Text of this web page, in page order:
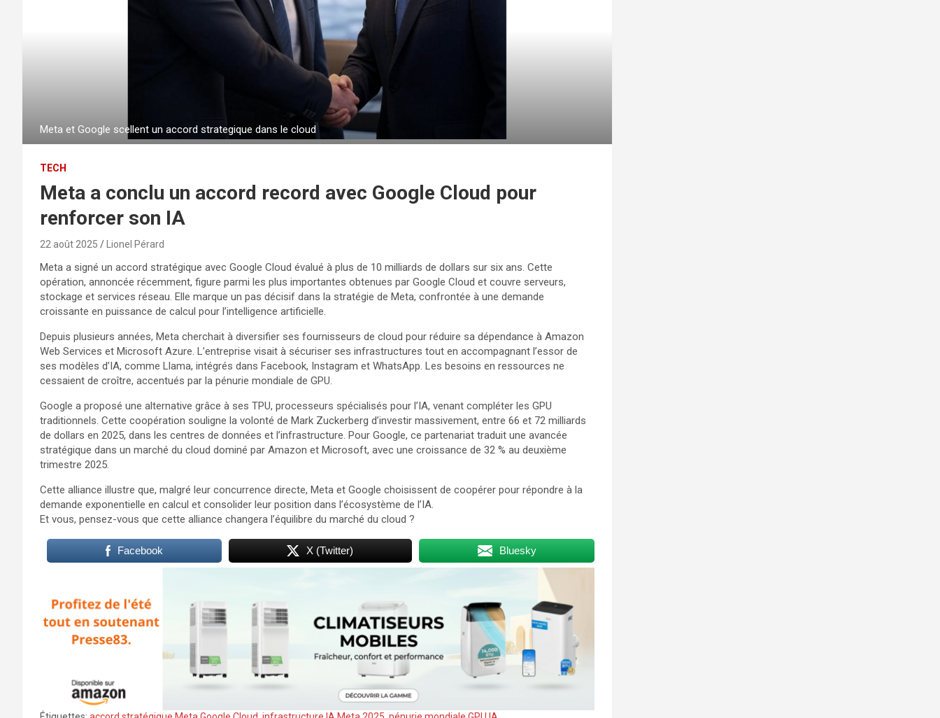
Meta et Google scellent un accord strategique dans le cloud
TECH
Meta a conclu un accord record avec Google Cloud pour
renforcer son IA
22 août 2025 Lionel Pérard
Meta a signé un accord stratégique avec Google Cloud évalué à plus de 10 milliards de dollars sur six ans. Cette
opération, annoncée récemment, figure parmi les plus importantes obtenues par Google Cloud et couvre serveurs,
stockage et services réseau. Elle marque un pas décisif dans la stratégie de Meta, confrontée à une demande
croissante en puissance de calcul pour l’intelligence artificielle.
Depuis plusieurs années, Meta cherchait à diversifier ses fournisseurs de cloud pour réduire sa dépendance à Amazon
Web Services et Microsoft Azure. L’entreprise visait à sécuriser ses infrastructures tout en accompagnant l’essor de
ses modèles d’IA, comme Llama, intégrés dans Facebook, Instagram et WhatsApp. Les besoins en ressources ne
cessaient de croître, accentués par la pénurie mondiale de GPU.
Google a proposé une alternative grâce à ses TPU, processeurs spécialisés pour l’IA, venant compléter les GPU
traditionnels. Cette coopération souligne la volonté de Mark Zuckerberg d’investir massivement, entre 66 et 72 milliards
de dollars en 2025, dans les centres de données et l’infrastructure. Pour Google, ce partenariat traduit une avancée
stratégique dans un marché du cloud dominé par Amazon et Microsoft, avec une croissance de 32 % au deuxième
trimestre 2025.
Cette alliance illustre que, malgré leur concurrence directe, Meta et Google choisissent de coopérer pour répondre à la
demande exponentielle en calcul et consolider leur position dans l’écosystème de l’IA.
Et vous, pensez-vous que cette alliance changera l’équilibre du marché du cloud ?
Facebook X (Twitter) Bluesky